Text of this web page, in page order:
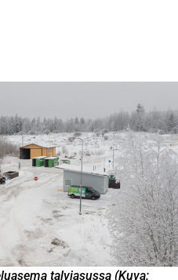
talviasussa (Kuva: